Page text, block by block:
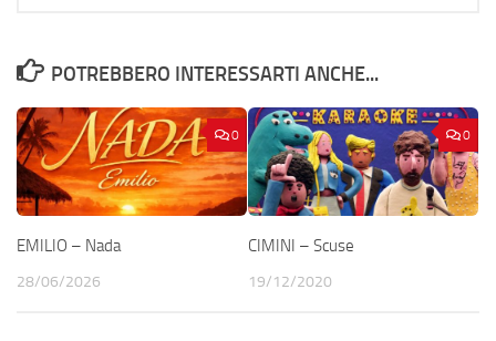
POTREBBERO INTERESSARTI ANCHE...
0
EMILIO – Nada
28/06/2026
0
CIMINI – Scuse
19/12/2020